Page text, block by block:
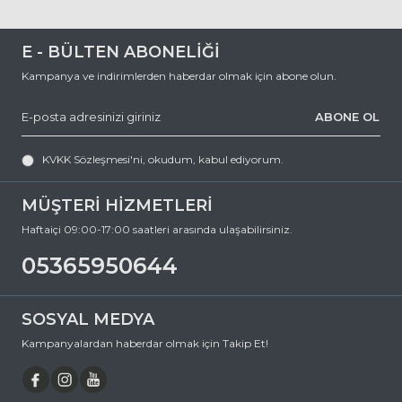
MÜŞTERİ HİZMETLERİ
Haftaiçi 09:00-17:00 saatleri arasında ulaşabilirsiniz.
05365950644
E - BÜLTEN ABONELİĞİ
Kampanya ve indirimlerden haberdar olmak için abone olun.
ABONE OL
KVKK Sözleşmesi'ni, okudum, kabul ediyorum.
SOSYAL MEDYA
Kampanyalardan haberdar olmak için Takip Et!